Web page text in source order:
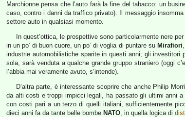
Marchionne pensa che l’auto farà la fine del tabacco: un
caso, contro i danni da traffico privato). Il messaggio
settore auto in qualsiasi momento.
In quest’ottica, le prospettive sono particolarmente nere
in un po’ di buon cuore, un po’ di voglia di puntare su Mirafiori
industrie automobilistiche sparite in questi anni; gli investitori
sola, sarà venduta a qualche grande gruppo straniero (oggi
l’abbia mai veramente avuto, s’intende).
D’altra parte, è interessante scoprire che anche Philip
da alti costi e troppi impicci legali, ha passato gli ultimi anni
con costi pari a un terzo di quelli italiani, sufficientemente
dieci anni fa da tante belle bombe NATO, in quella logica di